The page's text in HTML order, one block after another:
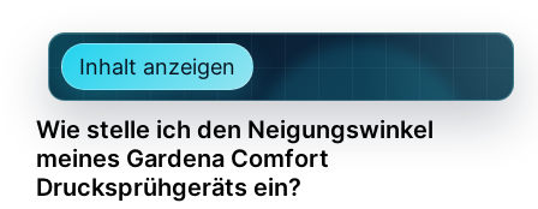
Inhalt anzeigen
Wie stelle ich den Neigungswinkel
meines Gardena Comfort
Drucksprühgeräts ein?